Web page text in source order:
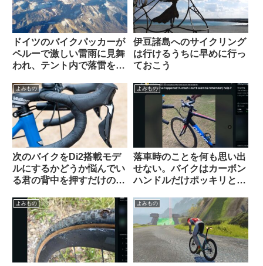
ドイツのバイクパッカーが
ペルーで激しい雷雨に見舞
われ、テント内で落雷を受
から）
伊豆諸島へのサイクリング
は行けるうちに早めに行っ
ておこう
よみもの
次のバイクをDi2搭載モデ
ルにするかどうか悩んでい
る君の背中を押すだけのコ
よみもの
落車時のことを何も思い出
せない。バイクはカーボン
ハンドルだけポッキリと。
う？（海外掲示板から）
よみもの よみもの